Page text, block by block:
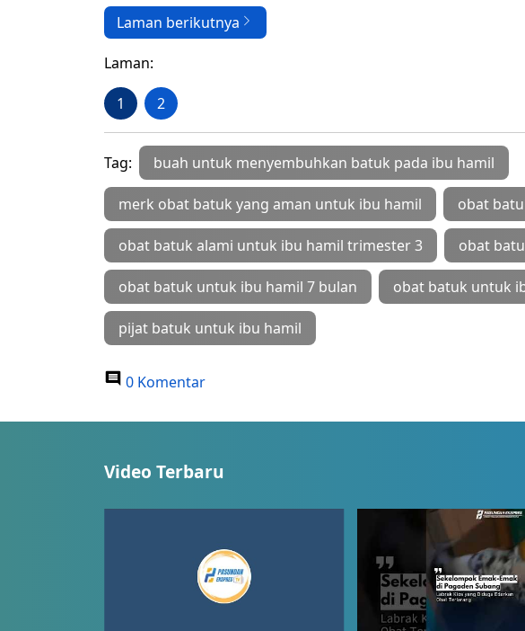
Laman berikutnya
Laman:
1 2
Tag: buah untuk menyembuhkan batuk pada ibu hamil
merk obat batuk yang aman untuk ibu hamil obat
obat batuk alami untuk ibu hamil trimester 3 obat
obat batuk untuk ibu hamil 7 bulan obat batuk untuk
pijat batuk untuk ibu hamil
0 Komentar
Video Terbaru